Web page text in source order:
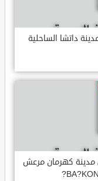
داتشا الساحلية
كهرمان مرعش